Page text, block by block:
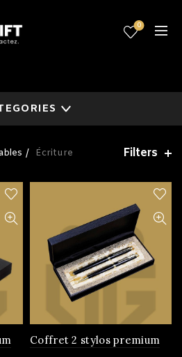
0
Écriture Filters
Coffret 2 stylos premium